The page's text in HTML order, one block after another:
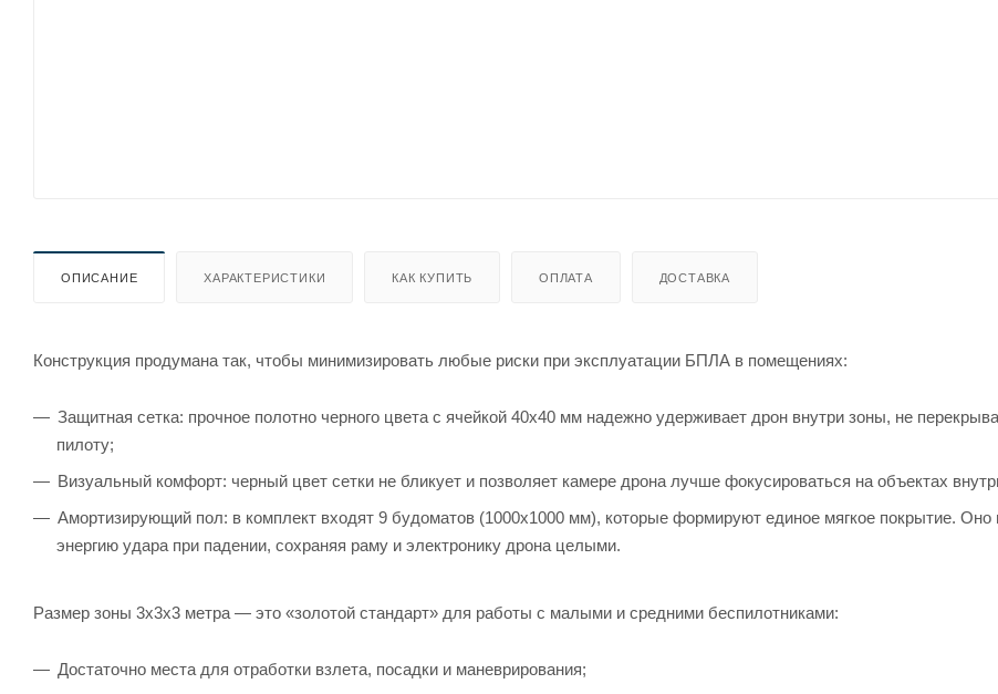
ОПИСАНИЕ ХАРАКТЕРИСТИКИ КАК КУПИТЬ ОПЛАТА ДОСТАВКА
Конструкция продумана так, чтобы минимизировать любые риски при эксплуатации БПЛА в помещениях:
Защитная сетка: прочное полотно черного цвета с ячейкой 40х40 мм надежно удерживает дрон внутри зоны, не
пилоту;
Визуальный комфорт: черный цвет сетки не бликует и позволяет камере дрона лучше фокусироваться на объектах
Амортизирующий пол: в комплект входят 9 будоматов (1000х1000 мм), которые формируют единое мягкое покрытие. Оно
энергию удара при падении, сохраняя раму и электронику дрона целыми.
Размер зоны 3х3х3 метра — это «золотой стандарт» для работы с малыми и средними беспилотниками:
Достаточно места для отработки взлета, посадки и маневрирования;